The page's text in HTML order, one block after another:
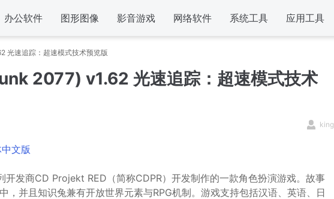
办公软件 图形图像 影音游戏 网络软件 系统工具 应用工具
光速追踪：超速模式技术预览版
2077) v1.62 光速追踪：超速模式技术
king
开发商CD Projekt RED（简称CDPR）开发制作的一款角色扮演游戏。故事
，并且知识兔兼有开放世界元素与RPG机制。游戏支持包括汉语、英语、日